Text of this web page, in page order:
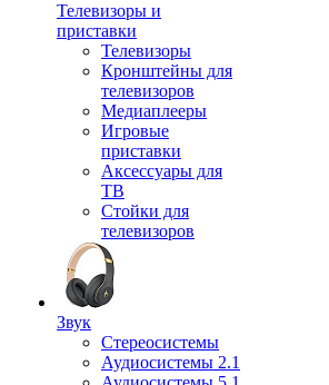
Телевизоры и
приставки
Телевизоры
Кронштейны для
телевизоров
Медиаплееры
Игровые
приставки
Аксессуары для
ТВ
Стойки для
телевизоров
Звук
Стереосистемы
Аудиосистемы 2.1